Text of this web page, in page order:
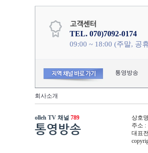
TEL. 070)7092-0174
09:00 ~ 18:00 (주말, 공
통영방송
회사소개
olleh TV 채널 789
통영방송
상호
주소 :
대표